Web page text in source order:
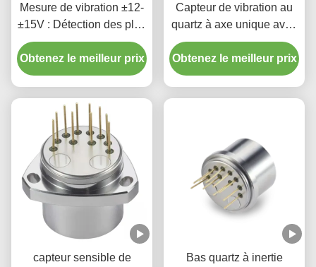
Mesure de vibration ±12-
±15V : Détection des plus
petites vibrations avec
une grande sensibilité
Obtenez le meilleur prix
Capteur de vibration au
quartz à axe unique avec
portée de 70 g Faible
biais pour l'exploration
pétrolière
Obtenez le meilleur prix
capteur sensible de
Bas quartz à inertie